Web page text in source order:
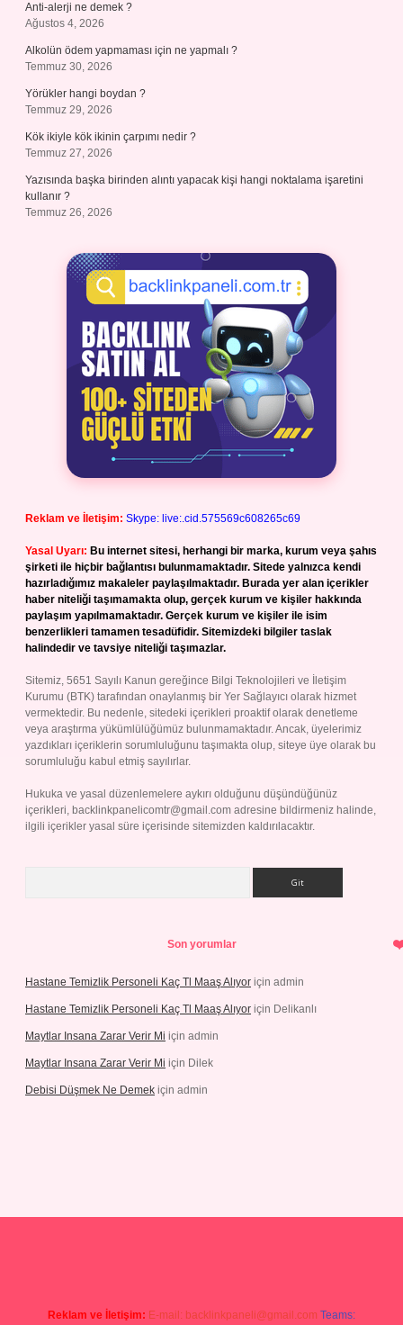
Anti-alerji ne demek ?
Ağustos 4, 2026
Alkolün ödem yapmaması için ne yapmalı ?
Temmuz 30, 2026
Yörükler hangi boydan ?
Temmuz 29, 2026
Kök ikiyle kök ikinin çarpımı nedir ?
Temmuz 27, 2026
Yazısında başka birinden alıntı yapacak kişi hangi noktalama işaretini
kullanır ?
Temmuz 26, 2026
Reklam ve İletişim: Skype: live:.cid.575569c608265c69
Yasal Uyarı: Bu internet sitesi, herhangi bir marka, kurum veya şahıs
şirketi ile hiçbir bağlantısı bulunmamaktadır. Sitede yalnızca kendi
hazırladığımız makaleler paylaşılmaktadır. Burada yer alan içerikler
haber niteliği taşımamakta olup, gerçek kurum ve kişiler hakkında
paylaşım yapılmamaktadır. Gerçek kurum ve kişiler ile isim
benzerlikleri tamamen tesadüfidir. Sitemizdeki bilgiler taslak
halindedir ve tavsiye niteliği taşımazlar.
Sitemiz, 5651 Sayılı Kanun gereğince Bilgi Teknolojileri ve İletişim
Kurumu (BTK) tarafından onaylanmış bir Yer Sağlayıcı olarak hizmet
vermektedir. Bu nedenle, sitedeki içerikleri proaktif olarak denetleme
veya araştırma yükümlülüğümüz bulunmamaktadır. Ancak, üyelerimiz
yazdıkları içeriklerin sorumluluğunu taşımakta olup, siteye üye olarak bu
sorumluluğu kabul etmiş sayılırlar.
Hukuka ve yasal düzenlemelere aykırı olduğunu düşündüğünüz
içerikleri, backlinkpanelicomtr@gmail.com adresine bildirmeniz halinde,
ilgili içerikler yasal süre içerisinde sitemizden kaldırılacaktır.
Son yorumlar
Hastane Temizlik Personeli Kaç Tl Maaş Alıyor için admin
Hastane Temizlik Personeli Kaç Tl Maaş Alıyor için Delikanlı
Maytlar Insana Zarar Verir Mi için admin
Maytlar Insana Zarar Verir Mi için Dilek
Debisi Düşmek Ne Demek için admin
Reklam ve İletişim: E-mail: backlinkpaneli@gmail.com Teams: